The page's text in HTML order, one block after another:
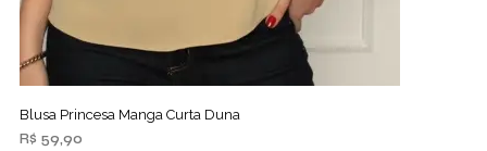
Blusa Princesa Manga Curta Duna
R$ 59,90